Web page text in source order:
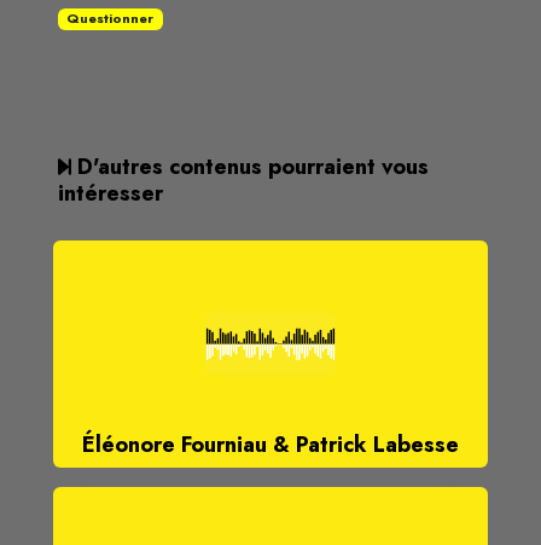
Questionner
D'autres contenus pourraient vous
intéresser
Éléonore Fourniau & Patrick Labesse